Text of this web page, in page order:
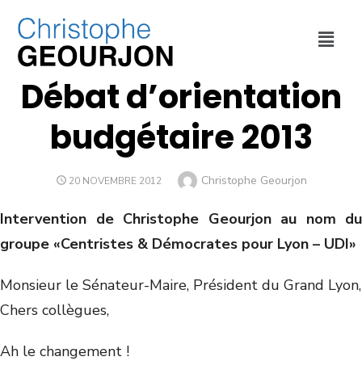
FINANCES,
Débat d’orientation
budgétaire 2013
20 NOVEMBRE 2012 Christophe Geourjon
Intervention de Christophe Geourjon au nom du
groupe «Centristes & Démocrates pour Lyon – UDI»
Monsieur le Sénateur-Maire, Président du Grand Lyon,
Chers collègues,
Ah le changement !